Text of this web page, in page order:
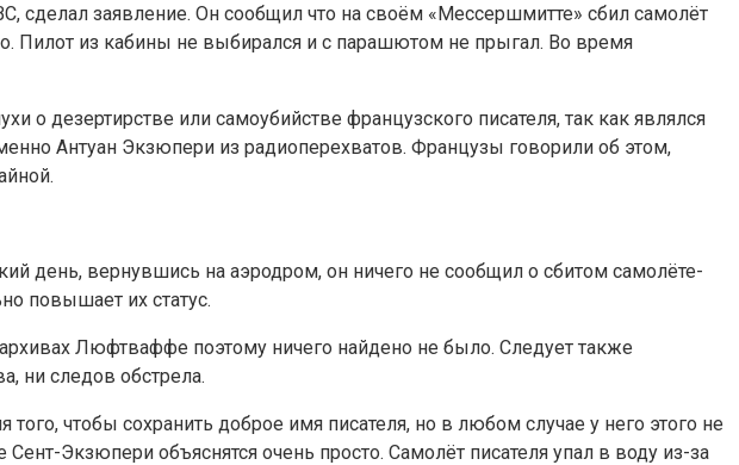
заявление. Он сообщил что на своём «Мессершмитте» сбил самолёт
Пилот из кабины не выбирался и с парашютом не прыгал. Во время
о дезертирстве или самоубийстве французского писателя, так как являлся
Антуан Экзюпери из радиоперехватов. Французы говорили об этом,
день, вернувшись на аэродром, он ничего не сообщил о сбитом самолёте-
повышает их статус.
Люфтваффе поэтому ничего найдено не было. Следует также
ни следов обстрела.
чтобы сохранить доброе имя писателя, но в любом случае у него этого не
Экзюпери объяснятся очень просто. Самолёт писателя упал в воду из-за